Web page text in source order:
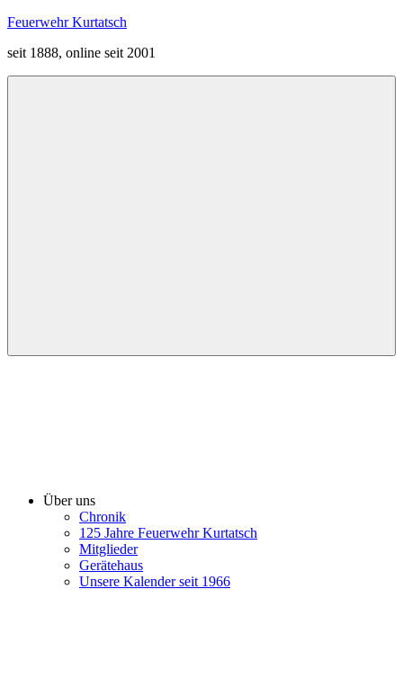
Zum
springen
Feuerwehr Kurtatsch
seit 1888, online seit 2001
Über uns
Chronik
125 Jahre Feuerwehr Kurtatsch
Mitglieder
Gerätehaus
Unsere Kalender seit 1966